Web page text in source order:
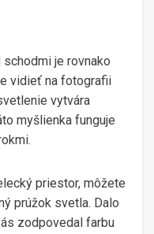
je rovnako
vidieť na fotografii
vytvára
myšlienka funguje
priestor, môžete
prúžok svetla. Dalo
zodpovedal farbu